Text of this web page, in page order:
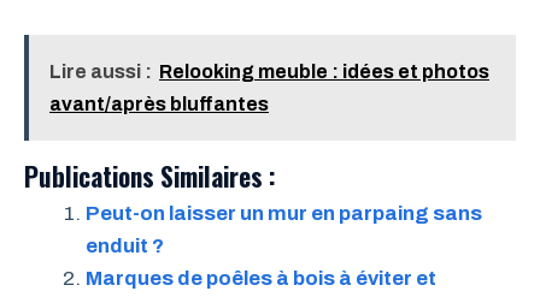
Lire aussi : Relooking meuble : idées et photos
avant/après bluffantes
Publications Similaires :
Peut-on laisser un mur en parpaing sans
enduit ?
Marques de poêles à bois à éviter et